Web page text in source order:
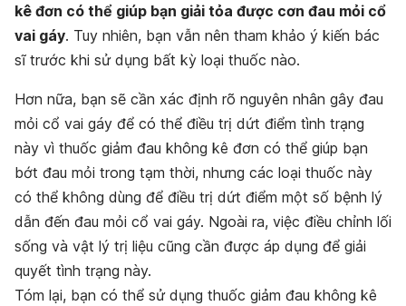
kê đơn có thể giúp bạn giải tỏa được cơn đau mỏi cổ
vai gáy. Tuy nhiên, bạn vẫn nên tham khảo ý kiến bác
sĩ trước khi sử dụng bất kỳ loại thuốc nào.
Hơn nữa, bạn sẽ cần xác định rõ nguyên nhân gây đau
mỏi cổ vai gáy để có thể điều trị dứt điểm tình trạng
này vì thuốc giảm đau không kê đơn có thể giúp bạn
bớt đau mỏi trong tạm thời, nhưng các loại thuốc này
có thể không dùng để điều trị dứt điểm một số bệnh lý
dẫn đến đau mỏi cổ vai gáy. Ngoài ra, việc điều chỉnh lối
sống và vật lý trị liệu cũng cần được áp dụng để giải
quyết tình trạng này.
Tóm lại, bạn có thể sử dụng thuốc giảm đau không kê